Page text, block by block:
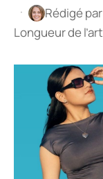
·
Rédigé par
Longueur de